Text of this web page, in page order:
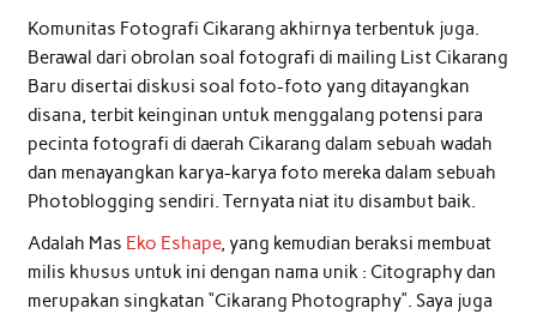
Komunitas Fotografi Cikarang akhirnya terbentuk juga.
Berawal dari obrolan soal fotografi di mailing List Cikarang
Baru disertai diskusi soal foto-foto yang ditayangkan
disana, terbit keinginan untuk menggalang potensi para
pecinta fotografi di daerah Cikarang dalam sebuah wadah
dan menayangkan karya-karya foto mereka dalam sebuah
Photoblogging sendiri. Ternyata niat itu disambut baik.
Adalah Mas Eko Eshape, yang kemudian beraksi membuat
milis khusus untuk ini dengan nama unik : Citography dan
merupakan singkatan “Cikarang Photography”. Saya juga